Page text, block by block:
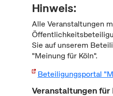
Hinweis:
Alle Veranstaltungen
Sie auf unserem
"Meinung für Köln".
Beteiligungsportal
Veranstaltungen für